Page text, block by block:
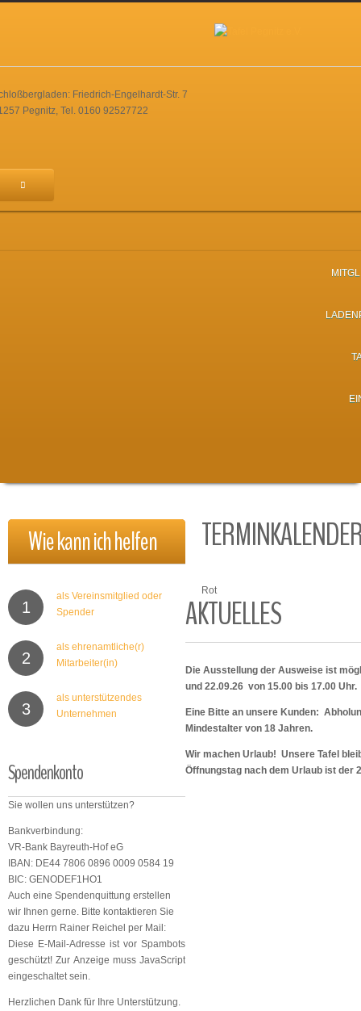
Friedrich-Engelhardt-Str. 7
Pegnitz, Tel. 0160 92527722
Wiekannichhelfen
1
als Vereinsmitglied oder
Spender
2
als ehrenamtliche(r)
Mitarbeiter(in)
3
als unterstützendes
Unternehmen
Spendenkonto
Sie wollen uns unterstützen?
Bankverbindung:
VR-Bank Bayreuth-Hof eG
IBAN: DE44 7806 0896 0009 0584 19
BIC: GENODEF1HO1
Auch eine Spendenquittung erstellen
wir Ihnen gerne. Bitte kontaktieren Sie
dazu Herrn Rainer Reichel per Mail:
Diese E-Mail-Adresse ist vor Spambots
geschützt! Zur Anzeige muss JavaScript
eingeschaltet sein.
Herzlichen Dank für Ihre Unterstützung.
Rot
AKTUELLES
Die Ausstellung der Ausweise ist
und 22.09.26 von 15.00 bis 17.00 Uhr.
Eine Bitte an unsere Kunden:
Mindestalter von 18 Jahren.
Wir machen Urlaub! Unsere Tafel
Öffnungstag nach dem Urlaub ist der